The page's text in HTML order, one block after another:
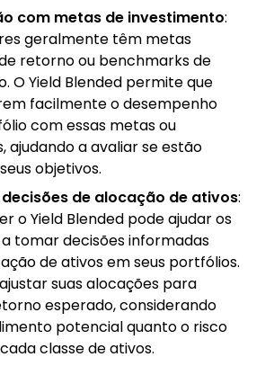
com metas de investimento:
geralmente têm metas
retorno ou benchmarks de
O Yield Blended permite que
facilmente o desempenho
com essas metas ou
ajudando a avaliar se estão
objetivos.
de alocação de ativos:
o Yield Blended pode ajudar os
tomar decisões informadas
de ativos em seus portfólios.
suas alocações para
esperado, considerando
potencial quanto o risco
classe de ativos.